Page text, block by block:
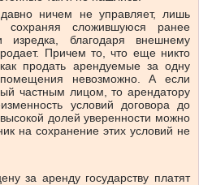
ничем не управляет, лишь
сохраняя сложившуюся ранее
благодаря внешнему
Причем то, что еще никто
продать арендуемые за одну
помещения невозможно. А если
частным лицом, то арендатору
условий договора до
долей уверенности можно
на сохранение этих условий не
за аренду государству платят